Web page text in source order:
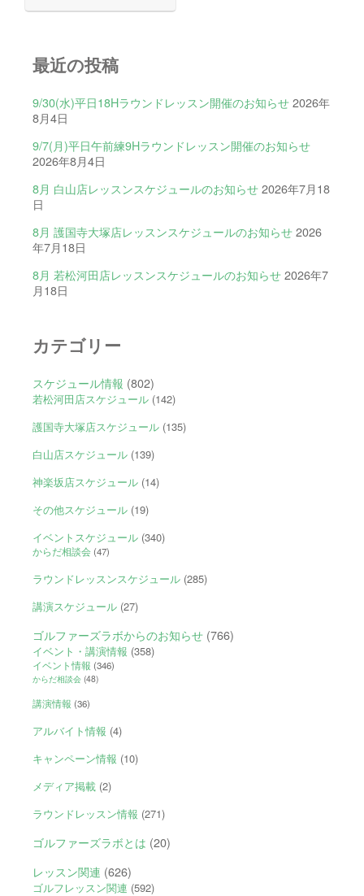
最近の投稿
9/30(水)平日18Hラウンドレッスン開催のお知らせ 2026年
8月4日
9/7(月)平日午前練9Hラウンドレッスン開催のお知らせ
2026年8月4日
8月 白山店レッスンスケジュールのお知らせ 2026年7月18
日
8月 護国寺大塚店レッスンスケジュールのお知らせ 2026
年7月18日
8月 若松河田店レッスンスケジュールのお知らせ 2026年7
月18日
カテゴリー
スケジュール情報 (802)
若松河田店スケジュール(142)
護国寺大塚店スケジュール(135)
白山店スケジュール(139)
神楽坂店スケジュール(14)
その他スケジュール(19)
イベントスケジュール(340)
からだ相談会(47)
ラウンドレッスンスケジュール(285)
講演スケジュール(27)
ゴルファーズラボからのお知らせ(766)
イベント・講演情報 (358)
イベント情報 (346)
からだ相談会(48)
講演情報 (36)
アルバイト情報 (4)
キャンペーン情報 (10)
メディア掲載(2)
ラウンドレッスン情報 (271)
ゴルファーズラボとは (20)
レッスン関連 (626)
ゴルフレッスン関連 (592)